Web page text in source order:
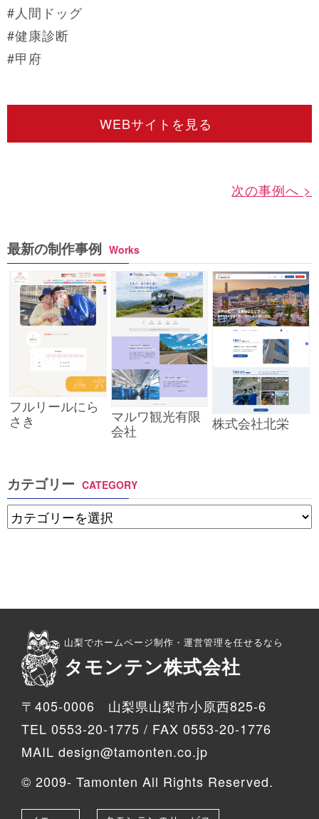
#人間ドッグ
#健康診断
#甲府
WEBサイトを見る
次の事例へ >
最新の制作事例 Works
フルリールにら
さき
マルワ観光有限
会社
株式会社北栄
カテゴリー CATEGORY
山梨でホームページ制作・運営管理を任せるなら
タモンテン株式会社
〒405-0006 山梨県山梨市小原西825-6
TEL 0553-20-1775 / FAX 0553-20-1776
MAIL design@tamonten.co.jp
© 2009- Tamonten All Rights Reserved.